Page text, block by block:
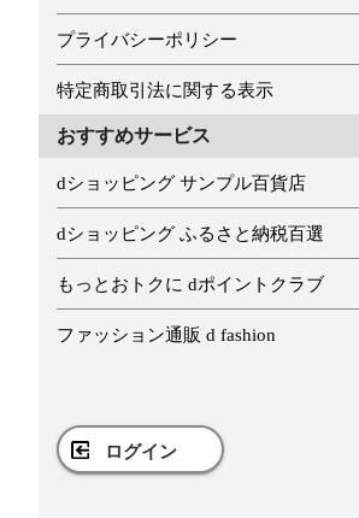
プライバシーポリシー
特定商取引法に関する表示
おすすめサービス
dショッピング サンプル百貨店
dショッピング ふるさと納税百選
もっとおトクに dポイントクラブ
ファッション通販 d fashion
ログイン